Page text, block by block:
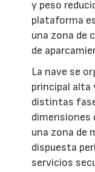
y peso
plataforma
una zona de
de
La nave se
principal alta
distintas
dimensiones
una zona de
dispuesta
servicios